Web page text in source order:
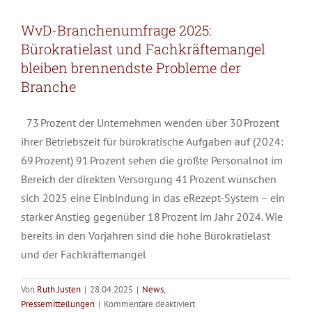
WvD-Branchenumfrage 2025:
Bürokratielast und Fachkräftemangel
bleiben brennendste Probleme der
Branche
73 Prozent der Unternehmen wenden über 30 Prozent
ihrer Betriebszeit für bürokratische Aufgaben auf (2024:
69 Prozent) 91 Prozent sehen die größte Personalnot im
Bereich der direkten Versorgung 41 Prozent wünschen
sich 2025 eine Einbindung in das eRezept-System – ein
starker Anstieg gegenüber 18 Prozent im Jahr 2024. Wie
bereits in den Vorjahren sind die hohe Bürokratielast
und der Fachkräftemangel
Von Ruth.Justen | 28.04.2025 | News,
Pressemitteilungen | Kommentare deaktiviertfür